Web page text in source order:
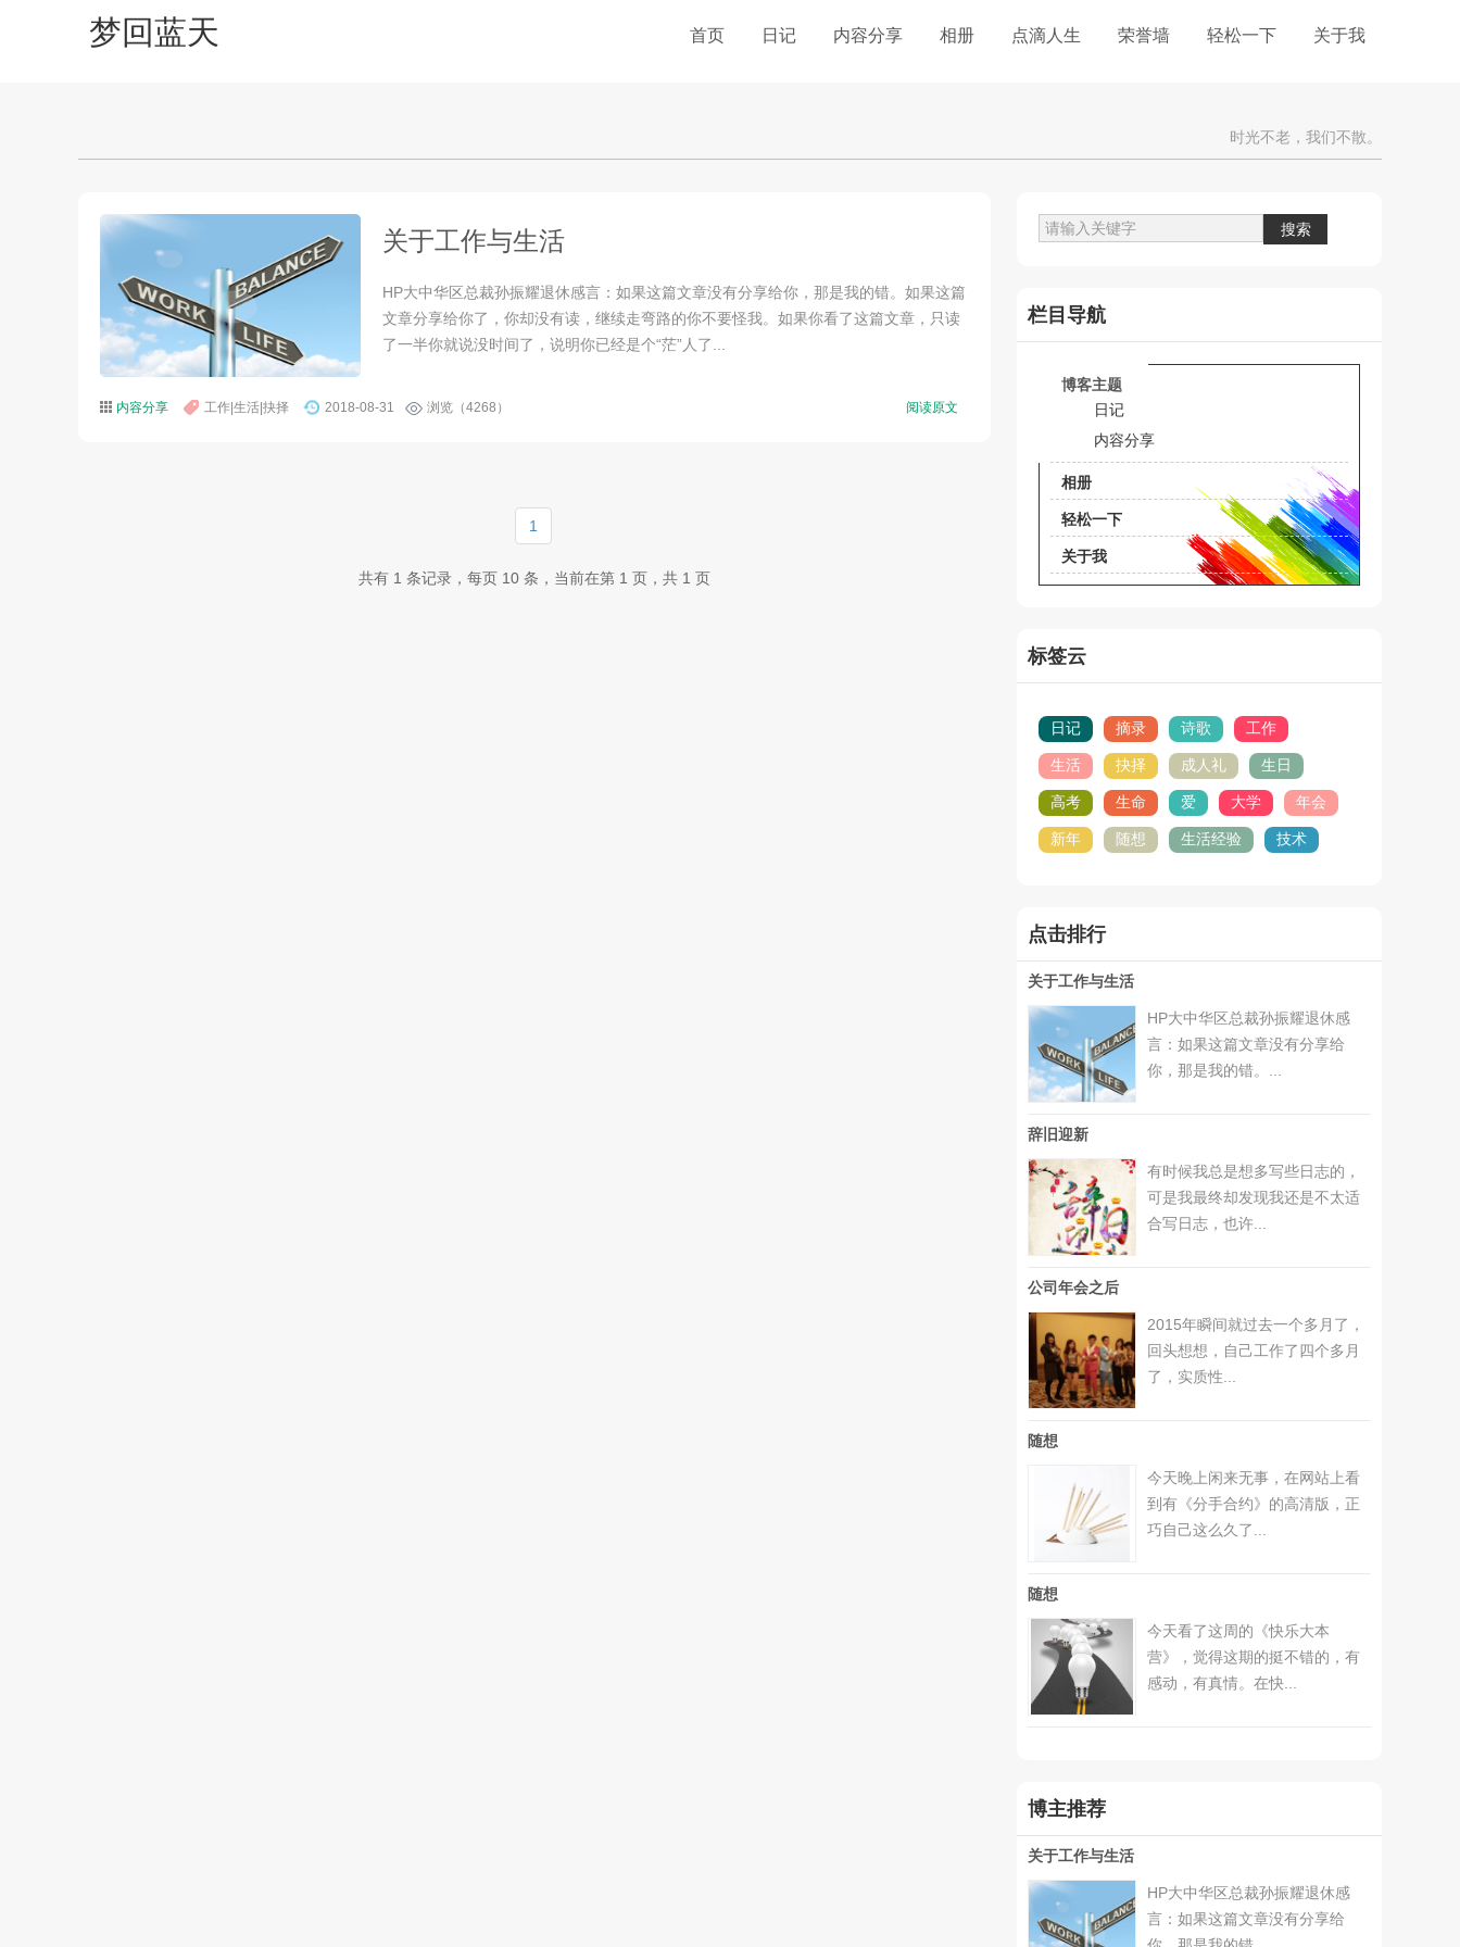
梦回蓝天 首页 日记 内容分享 相册 点滴人生 荣誉墙 轻松一下 关于我
时光不老，我们不散。
关于工作与生活
HP大中华区总裁孙振耀退休感言：如果这篇文章没有分享给你，那是我的错。如果这篇
文章分享给你了，你却没有读，继续走弯路的你不要怪我。如果你看了这篇文章，只读
了一半你就说没时间了，说明你已经是个“茫”人了...
内容分享 工作|生活|抉择 2018-08-31 浏览（4268） 阅读原文
1
共有 1 条记录，每页 10 条，当前在第 1 页，共 1 页
栏目导航
博客主题
日记
内容分享
相册
轻松一下
关于我
标签云
日记 摘录 诗歌 工作
生活 抉择 成人礼 生日
高考 生命 爱 大学 年会
新年 随想 生活经验 技术
点击排行
关于工作与生活
HP大中华区总裁孙振耀退休感
言：如果这篇文章没有分享给
你，那是我的错。...
辞旧迎新
有时候我总是想多写些日志的，
可是我最终却发现我还是不太适
合写日志，也许...
公司年会之后
2015年瞬间就过去一个多月了，
回头想想，自己工作了四个多月
了，实质性...
随想
今天晚上闲来无事，在网站上看
到有《分手合约》的高清版，正
巧自己这么久了...
随想
今天看了这周的《快乐大本
营》，觉得这期的挺不错的，有
感动，有真情。在快...
博主推荐
关于工作与生活
HP大中华区总裁孙振耀退休感
言：如果这篇文章没有分享给